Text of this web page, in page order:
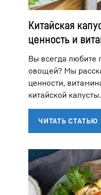
Китайская
ценность и
Вы всегда любите
овощей? Мы
ценности,
китайской капусты.